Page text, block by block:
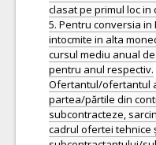
clasat pe primul loc
5. Pentru conversia in
intocmite in alta
cursul mediu anual
pentru anul respectiv.
Ofertantul/ofertantul
partea/părtile din
subcontracteze,
cadrul ofertei tehnice